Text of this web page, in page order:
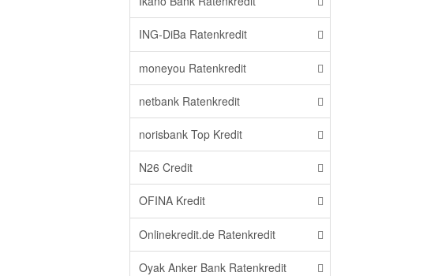
ING-DiBa Ratenkredit
moneyou Ratenkredit
netbank Ratenkredit
norisbank Top Kredit
N26 Credit
OFINA Kredit
Onlinekredit.de Ratenkredit
Oyak Anker Bank Ratenkredit